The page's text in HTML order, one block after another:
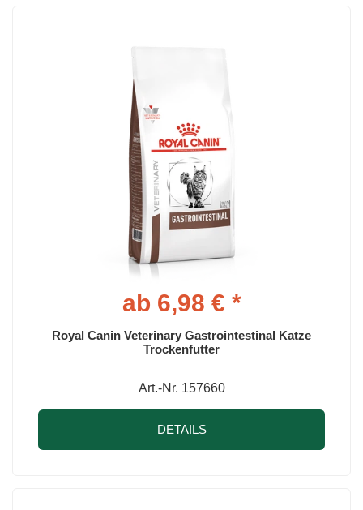
ab 6,98 € *
Royal Canin Veterinary Gastrointestinal Katze
Trockenfutter
Art.-Nr. 157660
DETAILS